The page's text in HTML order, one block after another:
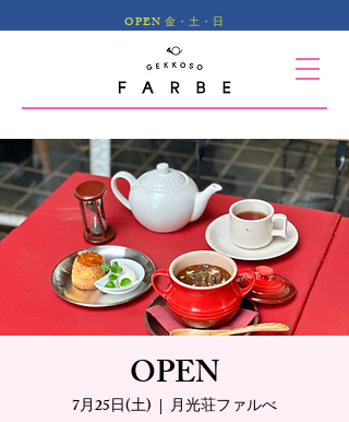
OPEN 金・土・日
OPEN
7月25日(土)
  |
月光荘ファルべ